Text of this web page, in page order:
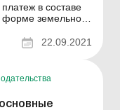
в составе
земельного
ст. 14
22.09.2021